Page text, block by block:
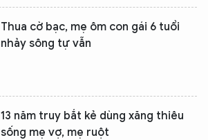
Thua cờ bạc, mẹ ôm con gái 6 tuổi
nhảy sông tự vẫn
13 năm truy bắt kẻ dùng xăng thiêu
sống mẹ vợ, mẹ ruột